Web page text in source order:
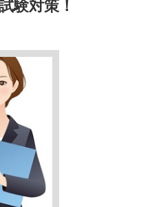
験対策！